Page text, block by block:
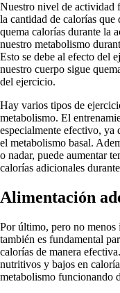
Nuestro nivel de actividad
la cantidad de calorías
quema calorías durante la
nuestro metabolismo
Esto se debe al efecto del
nuestro cuerpo sigue
del ejercicio.
Hay varios tipos de
metabolismo. El
especialmente efectivo, ya
el metabolismo basal.
o nadar, puede aumentar
calorías adicionales
Alimentación
Por último, pero no menos
también es fundamental
calorías de manera
nutritivos y bajos en
metabolismo funcionando